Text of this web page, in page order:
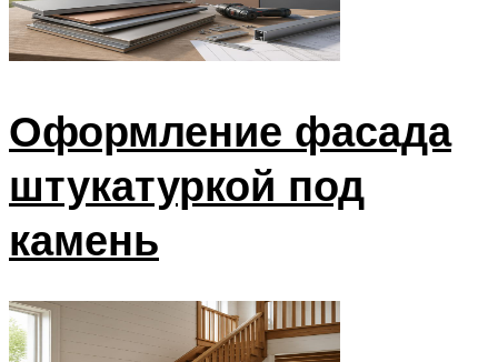
Оформление фасада
штукатуркой под
камень